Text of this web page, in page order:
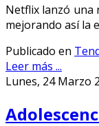
Netflix lanzó una
mejorando así la
Publicado en
Leer más ...
Lunes, 24 Marzo